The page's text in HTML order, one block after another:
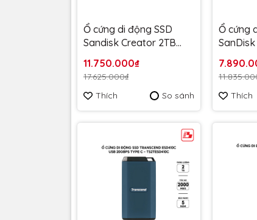
Ổ cứng di động SSD
Sandisk Creator 2TB
SDSSDE81C-2T00-G25
màu xanh - Bảo hành 5
năm
11.750.000₫
17.625.000₫
Thích
So sánh
Ổ cứng
màu
nămThích